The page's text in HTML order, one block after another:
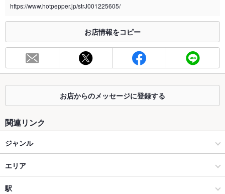
※2020年4月1日～受動喫煙対策に関する法律が施行されています。正しい情報はお店へお問い
総席数 84席(テーブル席・掘りごたつ座敷などご用意しております。)
最大宴会収
20人(大人数OKの座敷席あり)
座敷
掘りごたつ
カウンター
https://www.hotpepper.jp/strJ001225605/
お店情報をコピー
お店からのメッセージに登録する
関連リンク
ジャンル
焼肉・ホルモン
焼肉
エリア
鳥取市中心部
駅